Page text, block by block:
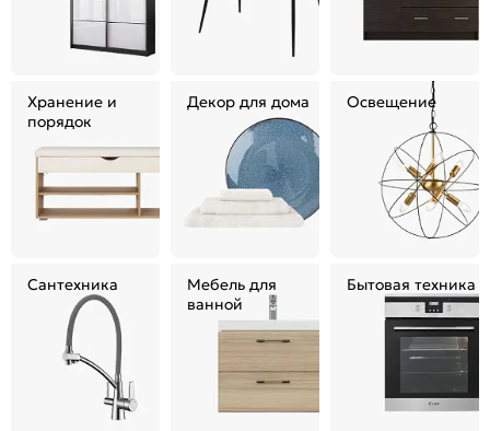
Хранение и
порядок
Декор для дома Освещение
Сантехника
Мебель для
ванной
Бытовая техника